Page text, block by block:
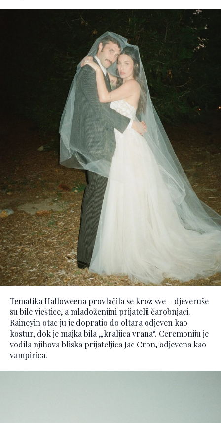
Tematika Halloweena provlačila se kroz sve – djeveruše
su bile vještice, a mladoženjini prijatelji čarobnjaci.
Raineyin otac ju je dopratio do oltara odjeven kao
kostur, dok je majka bila „kraljica vrana“. Ceremoniju je
vodila njihova bliska prijateljica Jac Cron, odjevena kao
vampirica.